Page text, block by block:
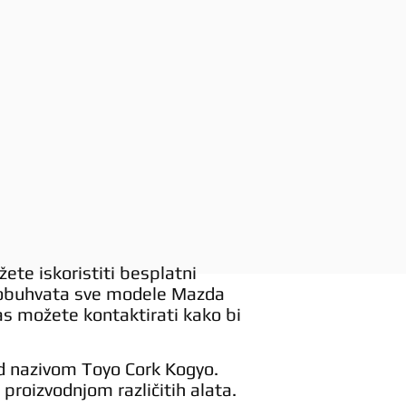
iskoristiti besplatni
sve modele Mazda
možete kontaktirati kako bi
Toyo Cork Kogyo.
različitih alata.